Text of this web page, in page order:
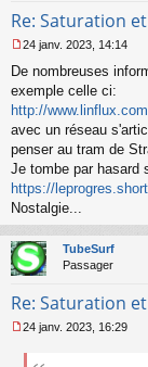
Re: Saturation
e
s
s
a
g
e
n
o
n
u
24 janv. 2023, 14:14
De nombreuses
exemple celle ci:
http://
avec un réseau
penser au tram de
Je tombe par hasard
https://
Nostalgie...
TubeSurf
Passager
Re: Saturation
e
24 janv. 2023, 16:29